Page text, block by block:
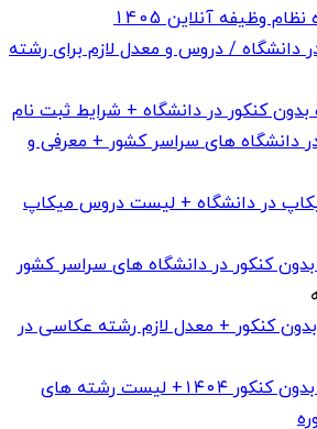
وظیفه آنلاین 1405
دانشگاه / دروس و معدل لازم برای رشته
کنکور در دانشگاه + شرایط ثبت نام
دانشگاه های سراسر کشور + معرفی و
در دانشگاه + لیست دروس میکاپ
کنکور در دانشگاه های سراسر کشور
کنکور + معدل لازم رشته عکاسی در
ثبت نام دانشگاه سوره بدون کنکور ۱۴۰۴+ لیست رشته های